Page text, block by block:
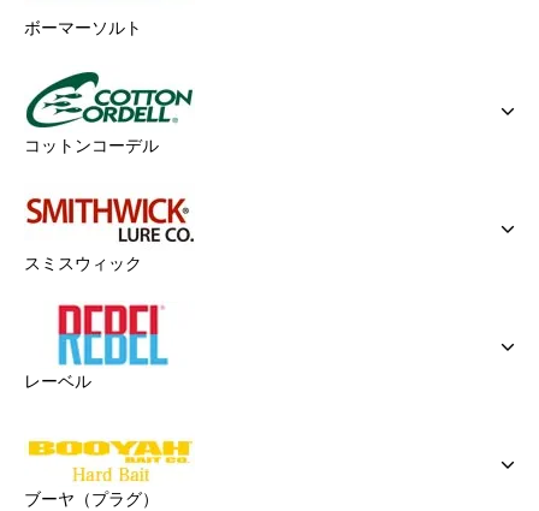
ボーマーソルト
コットンコーデル
スミスウィック
レーベル
ブーヤ（プラグ）